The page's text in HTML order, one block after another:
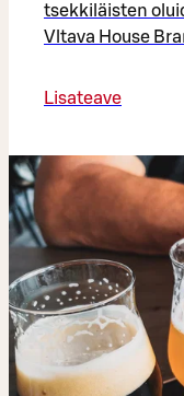
tsekkiläisten
Vltava House
Lisateave